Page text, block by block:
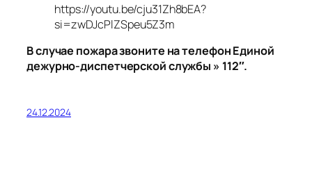
https://youtu.be/cju31Zh8bEA?
si=zwDJcPlZSpeu5Z3m
В случае пожара звоните на телефон Единой
дежурно-диспетчерской службы » 112″.
24.12.2024